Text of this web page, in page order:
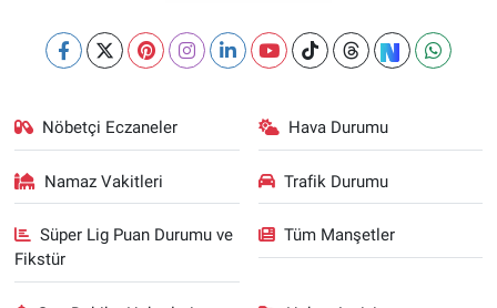
Nöbetçi Eczaneler Hava Durumu
Namaz Vakitleri Trafik Durumu
Süper Lig Puan Durumu ve
Fikstür
Tüm Manşetler